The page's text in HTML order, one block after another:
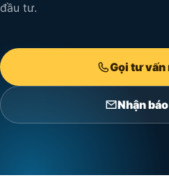
đầu tư.
Gọi tư vấn
Nhận